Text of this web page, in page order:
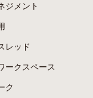
ジメント
レッド
ークスペース
ク